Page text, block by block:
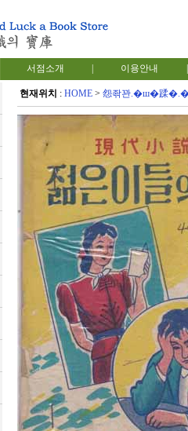
서점소개 이용안내
현재위치 : HOME> 怨좎꽌.�ш�蹂�.�